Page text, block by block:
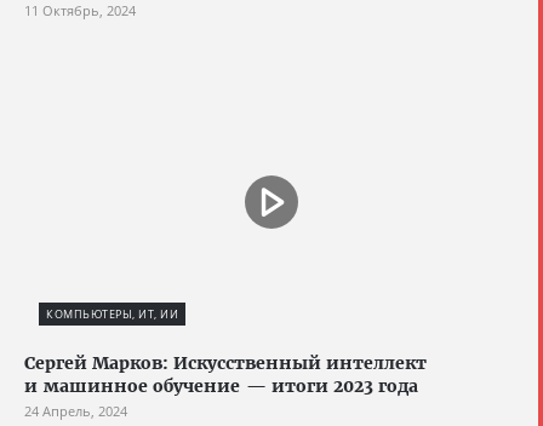
11 Октябрь, 2024
КОМПЬЮТЕРЫ, ИТ, ИИ
Сергей Марков: Искусственный интеллект
и машинное обучение — итоги 2023 года
24 Апрель, 2024